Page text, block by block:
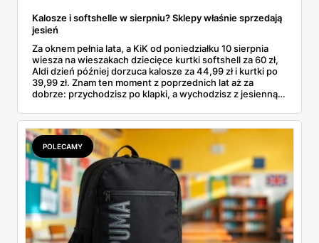
Kalosze i softshelle w sierpniu? Sklepy właśnie sprzedają
jesień
Za oknem pełnia lata, a KiK od poniedziałku 10 sierpnia
wiesza na wieszakach dziecięce kurtki softshell za 60 zł,
Aldi dzień później dorzuca kalosze za 44,99 zł i kurtki po
39,99 zł. Znam ten moment z poprzednich lat aż za
dobrze: przychodzisz po klapki, a wychodzisz z jesienną
pojawi się w gazetkach w przyszłym tygodniu i czy jest
sens kupować jesień, zanim skończą się wakacje.
POLECAMY